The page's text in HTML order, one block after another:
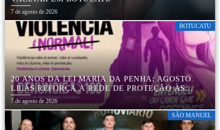
7 de agosto de 2026
BOTUCATU
20 ANOS DA LEI MARIA DA PENHA: AGOSTO
LILÁS REFORÇA A REDE DE PROTEÇÃO ÀS
MULHERES EM BOTUCATU
7 de agosto de 2026
SÃO MANUEL